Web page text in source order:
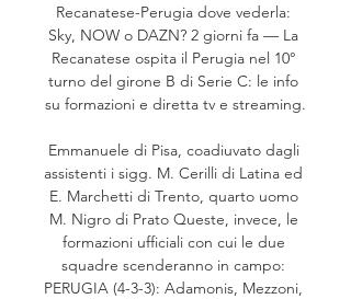
Recanatese-Perugia dove vederla:
Sky, NOW o DAZN? 2 giorni fa — La
Recanatese ospita il Perugia nel 10°
turno del girone B di Serie C: le info
su formazioni e diretta tv e streaming.
Emmanuele di Pisa, coadiuvato dagli
assistenti i sigg. M. Cerilli di Latina ed
E. Marchetti di Trento, quarto uomo
M. Nigro di Prato Queste, invece, le
formazioni ufficiali con cui le due
squadre scenderanno in campo:
PERUGIA (4-3-3): Adamonis, Mezzoni,